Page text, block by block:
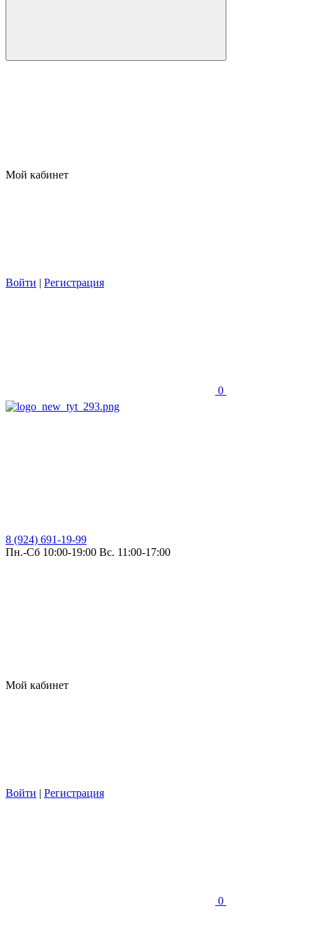
Мой кабинет
Войти | Регистрация
0
8 (924) 691-19-99
Пн.-Сб 10:00-19:00 Вс. 11:00-17:00
Мой кабинет
Войти | Регистрация
0